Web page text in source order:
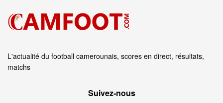
L'actualité du football camerounais, scores en direct, résultats,
matchs
Suivez‑nous